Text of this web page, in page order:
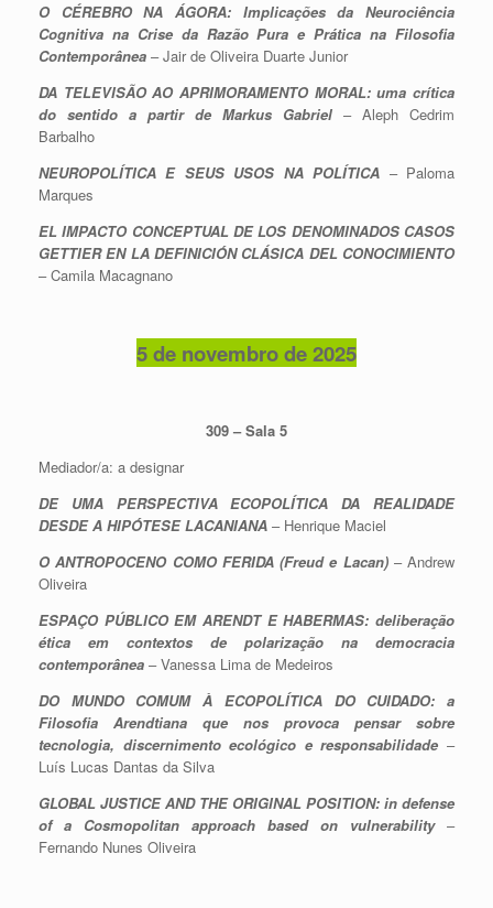
O CÉREBRO NA ÁGORA: Implicações da Neurociência
Cognitiva na Crise da Razão Pura e Prática na Filosofia
Contemporânea – Jair de Oliveira Duarte Junior
DA TELEVISÃO AO APRIMORAMENTO MORAL: uma crítica
do sentido a partir de Markus Gabriel – Aleph Cedrim
Barbalho
NEUROPOLÍTICA E SEUS USOS NA POLÍTICA – Paloma
Marques
EL IMPACTO CONCEPTUAL DE LOS DENOMINADOS CASOS
GETTIER EN LA DEFINICIÓN CLÁSICA DEL CONOCIMIENTO
– Camila Macagnano
5 de novembro de 2025
309 – Sala 5
Mediador/a: a designar
DE UMA PERSPECTIVA ECOPOLÍTICA DA REALIDADE
DESDE A HIPÓTESE LACANIANA – Henrique Maciel
O ANTROPOCENO COMO FERIDA (Freud e Lacan)– Andrew
Oliveira
ESPAÇO PÚBLICO EM ARENDT E HABERMAS: deliberação
ética em contextos de polarização na democracia
contemporânea – Vanessa Lima de Medeiros
DO MUNDO COMUM À ECOPOLÍTICA DO CUIDADO: a
Filosofia Arendtiana que nos provoca pensar sobre
tecnologia, discernimento ecológico e responsabilidade –
Luís Lucas Dantas da Silva
GLOBAL JUSTICE AND THE ORIGINAL POSITION: in defense
of a Cosmopolitan approach based on vulnerability–
Fernando Nunes Oliveira